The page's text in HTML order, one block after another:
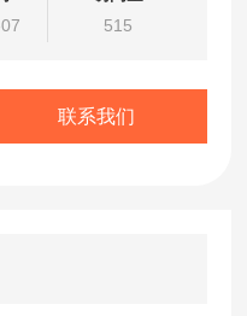
515
联系我们